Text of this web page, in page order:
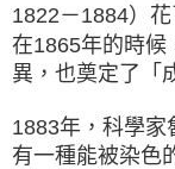
1822－1884）
在1865年的時候
異，也奠定了「
1883年，科學家
有一種能被染色